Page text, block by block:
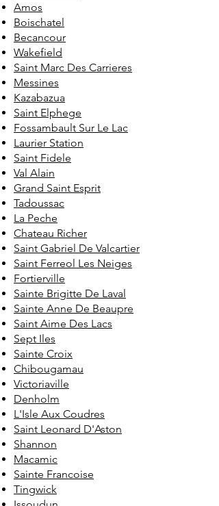
Amos
Boischatel
Becancour
Wakefield
Saint Marc Des Carrieres
Messines
Kazabazua
Saint Elphege
Fossambault Sur Le Lac
Laurier Station
Saint Fidele
Val Alain
Grand Saint Esprit
Tadoussac
La Peche
Chateau Richer
Saint Gabriel De Valcartier
Saint Ferreol Les Neiges
Fortierville
Sainte Brigitte De Laval
Sainte Anne De Beaupre
Saint Aime Des Lacs
Sept Iles
Sainte Croix
Chibougamau
Victoriaville
Denholm
L'Isle Aux Coudres
Saint Leonard D'Aston
Shannon
Macamic
Sainte Francoise
Tingwick